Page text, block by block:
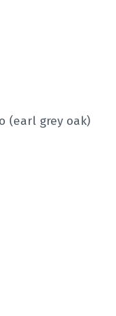
(earl grey oak)